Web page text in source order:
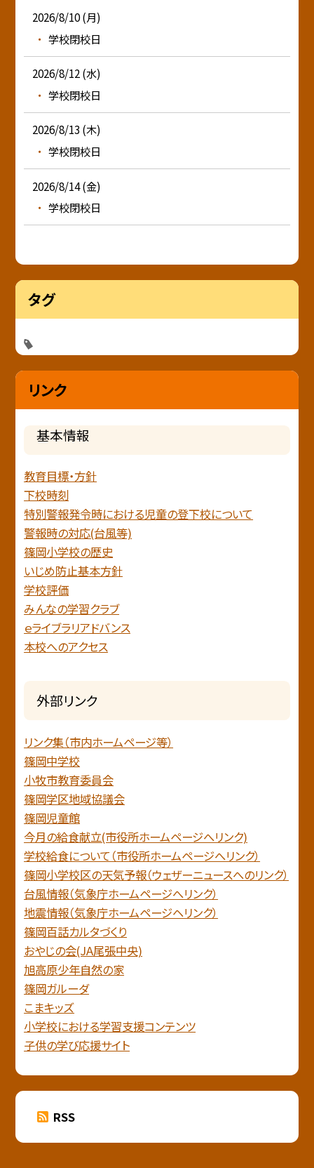
2026/8/10 (月)
学校閉校日
2026/8/12 (水)
学校閉校日
2026/8/13 (木)
学校閉校日
2026/8/14 (金)
学校閉校日
タグ
リンク
基本情報
教育目標・方針
下校時刻
特別警報発令時における児童の登下校について
警報時の対応(台風等)
篠岡小学校の歴史
いじめ防止基本方針
学校評価
みんなの学習クラブ
ｅライブラリアドバンス
本校へのアクセス
外部リンク
リンク集（市内ホームページ等）
篠岡中学校
小牧市教育委員会
篠岡学区地域協議会
篠岡児童館
今月の給食献立(市役所ホームページへリンク)
学校給食について（市役所ホームページへリンク）
篠岡小学校区の天気予報（ウェザーニュースへのリンク）
台風情報（気象庁ホームページへリンク）
地震情報（気象庁ホームページヘリンク）
篠岡百話カルタづくり
おやじの会(JA尾張中央)
旭高原少年自然の家
篠岡ガルーダ
こまキッズ
小学校における学習支援コンテンツ
子供の学び応援サイト
RSS